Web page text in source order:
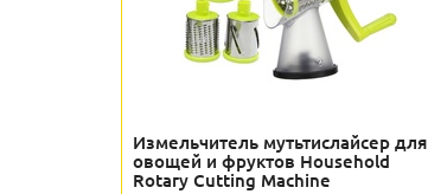
Измельчитель мутьтислайсер для
овощей и фруктов Household
Rotary Cutting Machine